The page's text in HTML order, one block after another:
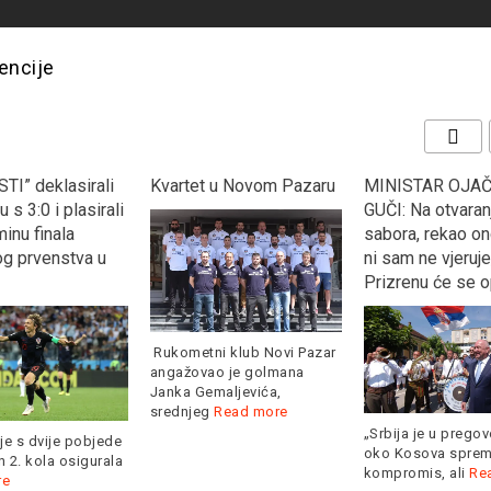
deklasirali
s 3:0 i plasirali
finala
prvenstva u
s dvije pobjede
2. kola osigurala
Kvartet u Novom Pazaru
Rukometni klub Novi Pazar
angažovao je golmana
Janka Gemaljevića,
srednjeg Read more
MINISTAR
GUČI: Na
sabora, rekao
ni sam ne
Prizrenu će se
„Srbija je u
oko Kosova
kompromis, ali